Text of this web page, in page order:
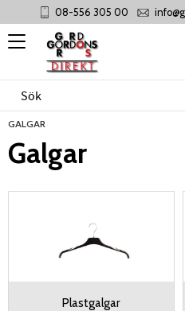
Meny
08-556 305 00 info@gordons.se
GALGAR
Galgar
Plastgalgar